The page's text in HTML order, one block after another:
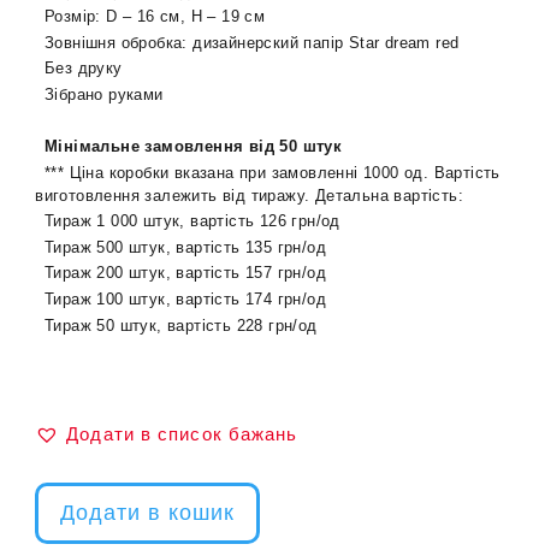
Розмір: D – 16 см, H – 19 см
Зовнішня обробка: дизайнерский папір Star dream red
Без друку
Зібрано руками
Мінімальне замовлення від 50 штук
*** Ціна коробки вказана при замовленні 1000 од. Вартість
виготовлення залежить від тиражу. Детальна вартість:
Тираж 1 000 штук, вартість 126 грн/од
Тираж 500 штук, вартість 135 грн/од
Тираж 200 штук, вартість 157 грн/од
Тираж 100 штук, вартість 174 грн/од
Тираж 50 штук, вартість 228 грн/од
Додати в список бажань
Додати в кошик